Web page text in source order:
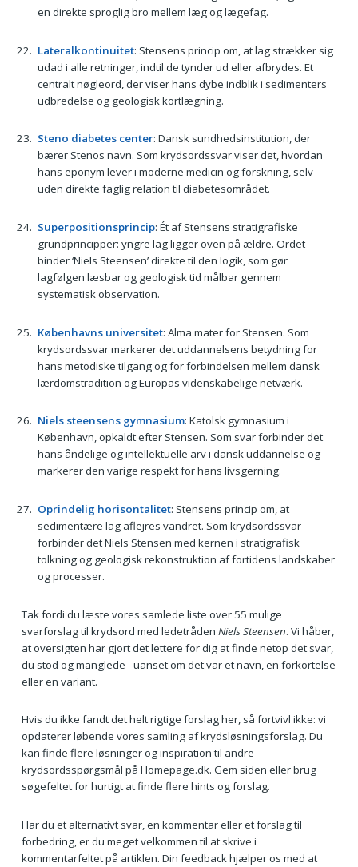
en direkte sproglig bro mellem læg og lægefag.
Lateralkontinuitet: Stensens princip om, at lag strækker sig
udad i alle retninger, indtil de tynder ud eller afbrydes. Et
centralt nøgleord, der viser hans dybe indblik i sedimenters
udbredelse og geologisk kortlægning.
Steno diabetes center: Dansk sundhedsinstitution, der
bærer Stenos navn. Som krydsordssvar viser det, hvordan
hans eponym lever i moderne medicin og forskning, selv
uden direkte faglig relation til diabetesområdet.
Superpositionsprincip: Ét af Stensens stratigrafiske
grundprincipper: yngre lag ligger oven på ældre. Ordet
binder ‘Niels Steensen’ direkte til den logik, som gør
lagfølgen læsbar og geologisk tid målbar gennem
systematisk observation.
Københavns universitet: Alma mater for Stensen. Som
krydsordssvar markerer det uddannelsens betydning for
hans metodiske tilgang og for forbindelsen mellem dansk
lærdomstradition og Europas videnskabelige netværk.
Niels steensens gymnasium: Katolsk gymnasium i
København, opkaldt efter Stensen. Som svar forbinder det
hans åndelige og intellektuelle arv i dansk uddannelse og
markerer den varige respekt for hans livsgerning.
Oprindelig horisontalitet: Stensens princip om, at
sedimentære lag aflejres vandret. Som krydsordssvar
forbinder det Niels Stensen med kernen i stratigrafisk
tolkning og geologisk rekonstruktion af fortidens landskaber
og processer.
Tak fordi du læste vores samlede liste over 55 mulige
svarforslag til krydsord med ledetråden Niels Steensen. Vi håber,
at oversigten har gjort det lettere for dig at finde netop det svar,
du stod og manglede - uanset om det var et navn, en forkortelse
eller en variant.
Hvis du ikke fandt det helt rigtige forslag her, så fortvivl ikke: vi
opdaterer løbende vores samling af krydsløsningsforslag. Du
kan finde flere løsninger og inspiration til andre
krydsordsspørgsmål på Homepage.dk. Gem siden eller brug
søgefeltet for hurtigt at finde flere hints og forslag.
Har du et alternativt svar, en kommentar eller et forslag til
forbedring, er du meget velkommen til at skrive i
kommentarfeltet på artiklen. Din feedback hjælper os med at